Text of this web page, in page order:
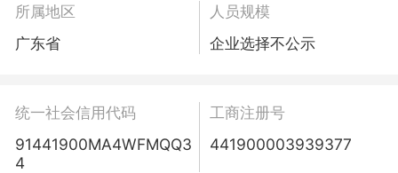
所属地区
广东省
人员规模
企业选择不公示
统一社会信用代码
91441900MA4WFMQQ3
4
工商注册号
441900003939377